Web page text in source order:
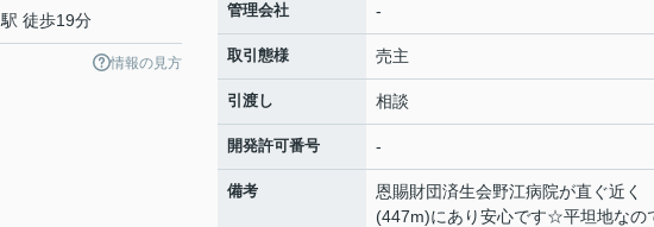
駅 徒歩19分
情報の見方
管理会社 -
取引態様 売主
引渡し 相談
開発許可番号 -
備考
恩賜財団済生会野江病院が直ぐ近く
(447m)にあり安心です☆平坦地なの